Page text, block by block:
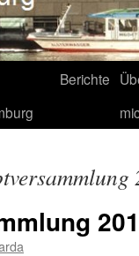
Berichte